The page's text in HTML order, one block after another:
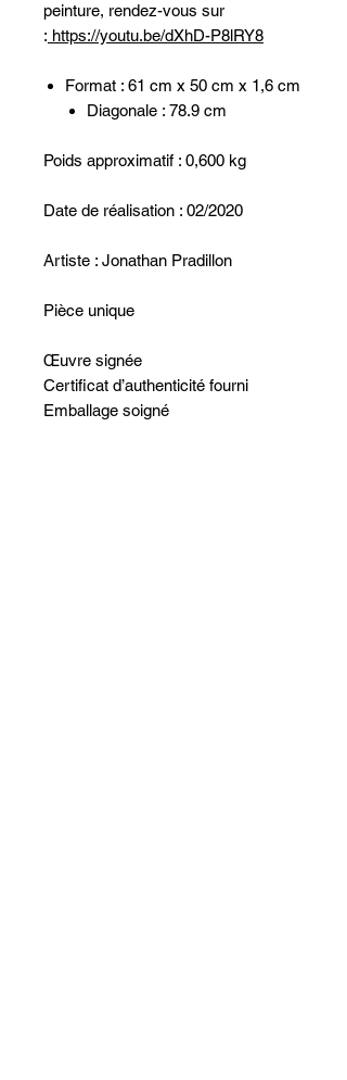
peinture, rendez-vous sur
: https://youtu.be/dXhD-P8lRY8
Format : 61 cm x 50 cm x 1,6 cm
Diagonale : 78.9 cm
Poids approximatif : 0,600 kg
Date de réalisation : 02/2020
Artiste : Jonathan Pradillon
Pièce unique
Œuvre signée
Certificat d’authenticité fourni
Emballage soigné